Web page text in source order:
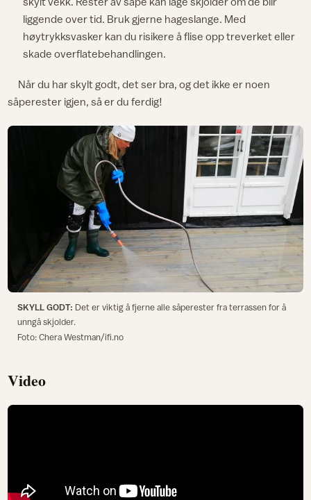
liggende over tid. Bruk gjerne hageslange. Med
høytrykksvasker kan du risikere å flise opp treverket eller
skade overflatebehandlingen.
Når du har skylt godt, det ser bra, og det ikke er noen
såperester igjen, så er du ferdig!
SKYLL GODT: Det er viktig å fjerne alle såperester fra terrassen for å
unngå skjolder.
Foto: Chera Westman/ifi.no
Video